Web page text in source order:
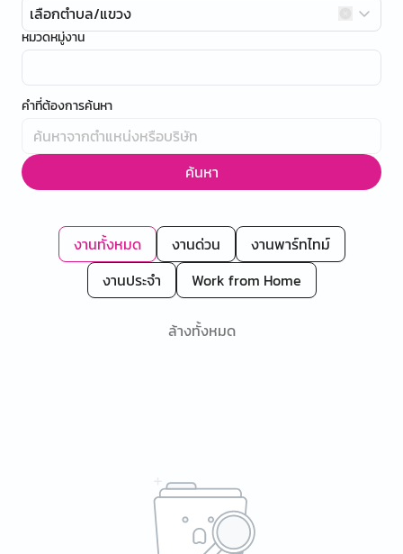
เลือกตำบล/แขวง
หมวดหมู่งาน
คำที่ต้องการค้นหา
ค้นหา
งานทั้งหมด งานด่วน
งานพาร์ทไทม์
งานประจำ
Work from Home
ล้างทั้งหมด